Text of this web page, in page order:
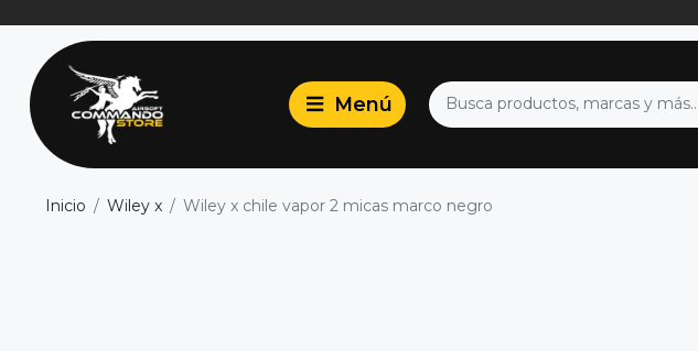
Inicio Wiley x Wiley x chile vapor 2 micas marco negro